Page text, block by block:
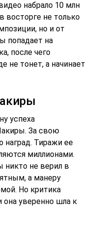
набрало 10 млн
восторге не только
но и от
попадает на
после чего
не тонет, а начинает
успеха
За свою
наград. Тиражи ее
миллионами.
никто не верил в
а манеру
Но критика
она уверенно шла к